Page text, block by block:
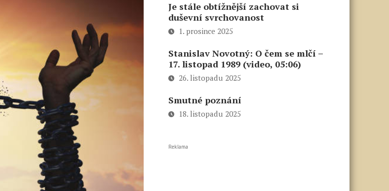
Je stále obtížnější zachovat si
duševní svrchovanost
1. prosince 2025
Stanislav Novotný: O čem se mlčí –
17. listopad 1989 (video, 05:06)
26. listopadu 2025
Smutné poznání
18. listopadu 2025
Reklama